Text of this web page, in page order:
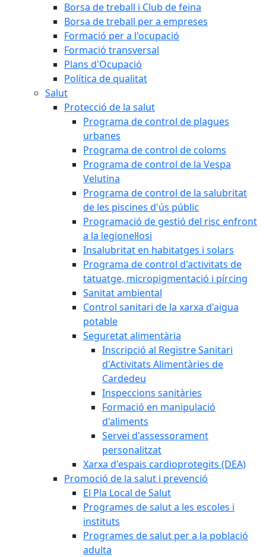
Borsa de treball i Club de feina
Borsa de treball per a empreses
Formació per a l'ocupació
Formació transversal
Plans d'Ocupació
Política de qualitat
Salut
Protecció de la salut
Programa de control de plagues
urbanes
Programa de control de coloms
Programa de control de la Vespa
Velutina
Programa de control de la salubritat
de les piscines d'ús públic
Programació de gestió del risc enfront
a la legionel·losi
Insalubritat en habitatges i solars
Programa de control d'activitats de
tatuatge, micropigmentació i pírcing
Sanitat ambiental
Control sanitari de la xarxa d'aigua
potable
Seguretat alimentària
Inscripció al Registre Sanitari
d'Activitats Alimentàries de
Cardedeu
Inspeccions sanitàries
Formació en manipulació
d'aliments
Servei d'assessorament
personalitzat
Xarxa d'espais cardioprotegits (DEA)
Promoció de la salut i prevenció
El Pla Local de Salut
Programes de salut a les escoles i
instituts
Programes de salut per a la població
adulta